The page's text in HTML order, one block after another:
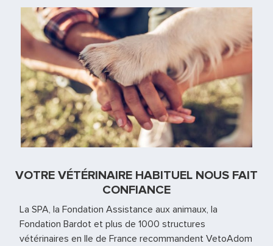
VOTRE VÉTÉRINAIRE HABITUEL NOUS FAIT
CONFIANCE
La SPA, la Fondation Assistance aux animaux, la
Fondation Bardot et plus de 1000 structures
vétérinaires en Ile de France recommandent VetoAdom